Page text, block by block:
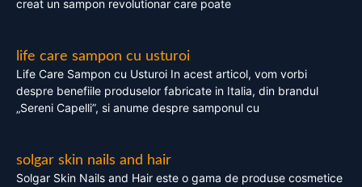
creat un sampon revolutionar care poate
life care sampon cu usturoi
Life Care Sampon cu Usturoi In acest articol, vom vorbi
despre benefiile produselor fabricate in Italia, din brandul
„Sereni Capelli”, si anume despre samponul cu
solgar skin nails and hair
Solgar Skin Nails and Hair este o gama de produse cosmetice